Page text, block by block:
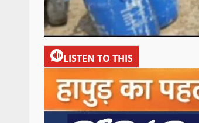
LISTEN TO THIS